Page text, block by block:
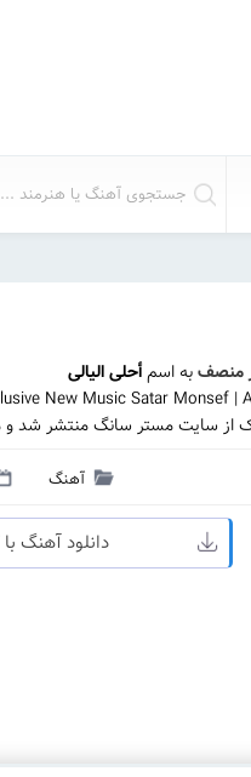
منصفبه اسمأحلی الیالی
New Music Satar Monsef |
از سایت مستر سانگ منتشر شد و
آهنگ
دانلود آهنگ با